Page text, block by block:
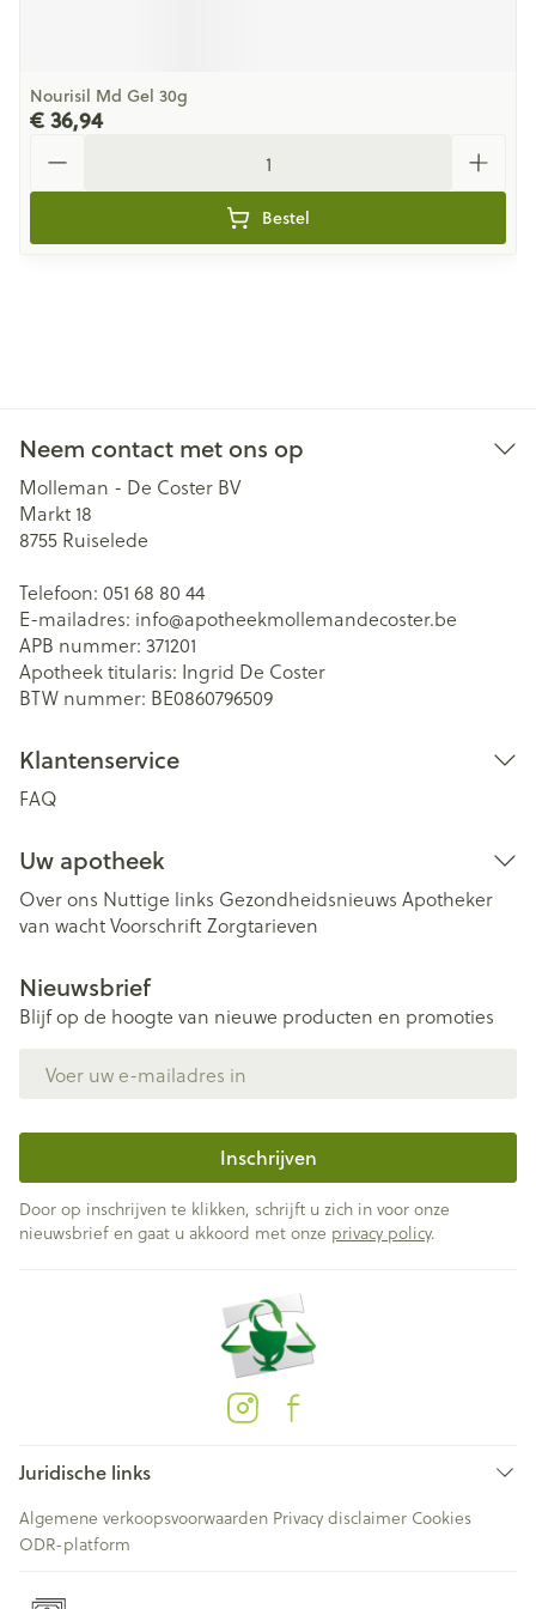
Nourisil Md Gel 30g
€ 36,94
Bestel
Neem contact met ons op
Molleman - De Coster BV
Markt 18
8755 Ruiselede
Telefoon: 051 68 80 44
E-mailadres: info@apotheekmollemandecoster.be
APB nummer: 371201
Apotheek titularis: Ingrid De Coster
BTW nummer: BE0860796509
Klantenservice
FAQ
Uw apotheek
Over ons Nuttige links Gezondheidsnieuws Apotheker
van wachtVoorschriftZorgtarieven
Nieuwsbrief
Blijf op de hoogte van nieuwe producten en promoties
Inschrijven
Door op inschrijven te klikken, schrijft u zich in voor onze
nieuwsbrief en gaat u akkoord met onze privacy policy.
Juridische links
Algemene verkoopsvoorwaarden Privacy disclaimer Cookies
ODR-platform